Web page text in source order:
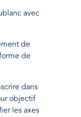
avec
de
de
dans
objectif
les axes